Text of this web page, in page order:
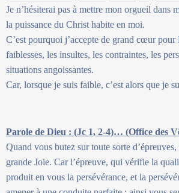
Je n’hésiterai pas à mettre mon orgueil dans
la puissance du Christ habite en moi.
C’est pourquoi j’accepte de grand cœur
faiblesses, les insultes, les contraintes, les
situations angoissantes.
Car, lorsque je suis faible, c’est alors que je
Parole de Dieu : (Jc 1, 2-4)… (Office des
Quand vous butez sur toute sorte d’épreuves,
grande Joie. Car l’épreuve, qui vérifie la
produit en vous la persévérance, et la